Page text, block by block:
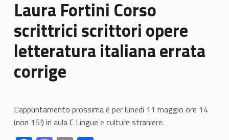
Laura Fortini Corso
scrittrici scrittori opere
letteratura italiana errata
corrige
L'appuntamento prossima è per lunedì 11 maggio ore 14
(non 15!) in aula C Lingue e culture straniere.